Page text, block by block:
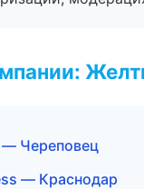
Череповец
— Краснодар